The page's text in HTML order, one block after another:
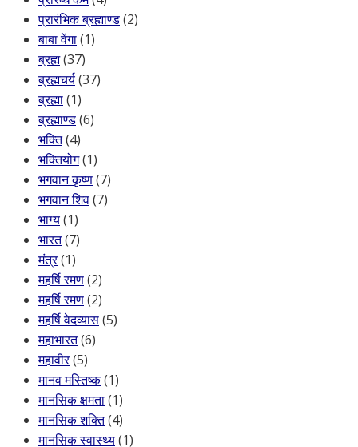
प्रारंभिक ब्रह्माण्ड(2)
बाबा वेंगा(1)
ब्रह्म(37)
ब्रह्मचर्य(37)
ब्रह्मा(1)
ब्रह्माण्ड(6)
भक्ति(4)
भक्तियोग(1)
भगवान कृष्ण(7)
भगवान शिव(7)
भाग्य(1)
भारत(7)
मंत्र(1)
महर्षि रमण(2)
महर्षि रमण(2)
महर्षि वेदव्यास(5)
महाभारत(6)
महावीर(5)
मानव मस्तिष्क(1)
मानसिक क्षमता(1)
मानसिक शक्ति(4)
मानसिक स्वास्थ्य(1)